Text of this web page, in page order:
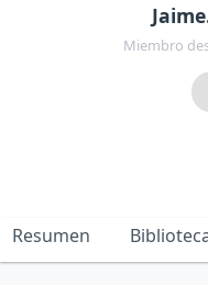
Miembro
Resumen